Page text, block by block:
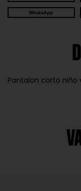
WhatsApp
Pantalon corto niño